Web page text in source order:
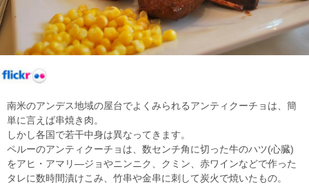
南米のアンデス地域の屋台でよくみられるアンティクーチョは、簡
単に言えば串焼き肉。
しかし各国で若干中身は異なってきます。
ペルーのアンティクーチョは、数センチ角に切った牛のハツ(心臓)
をアヒ・アマリ―ジョやニンニク、クミン、赤ワインなどで作った
タレに数時間漬けこみ、竹串や金串に刺して炭火で焼いたもの。